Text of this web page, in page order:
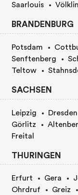
Saarlouis
BRANDENBURG
Potsdam
Senftenberg
Teltow
SACHSEN
Leipzig Dresden
Görlitz
Freital
THURINGEN
Erfurt Gera
Ohrdruf
Greiz